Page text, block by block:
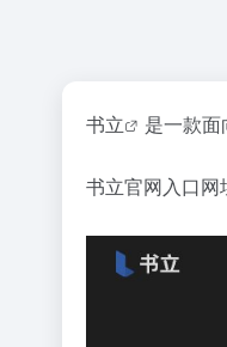
书立 是一款面
书立官网入口网